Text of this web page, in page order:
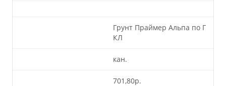
Грунт Праймер Альпа по Г
КЛ
кан.
701,80р.